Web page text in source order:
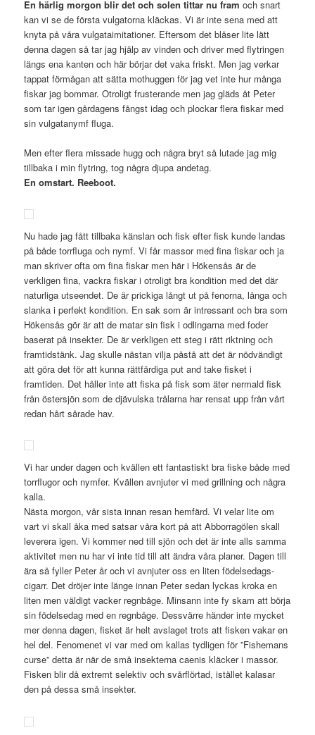
En härlig morgon blir det och solen tittar nu fram och snart
kan vi se de första vulgatorna kläckas. Vi är inte sena med att
knyta på våra vulgataimitationer. Eftersom det blåser lite lätt
denna dagen så tar jag hjälp av vinden och driver med flytringen
längs ena kanten och här börjar det vaka friskt. Men jag verkar
tappat förmågan att sätta mothuggen för jag vet inte hur många
fiskar jag bommar. Otroligt frusterande men jag gläds åt Peter
som tar igen gårdagens fångst idag och plockar flera fiskar med
sin vulgatanymf fluga.
Men efter flera missade hugg och några bryt så lutade jag mig
tillbaka i min flytring, tog några djupa andetag.
En omstart. Reeboot.
Nu hade jag fått tillbaka känslan och fisk efter fisk kunde landas
på både torrfluga och nymf. Vi får massor med fina fiskar och ja
man skriver ofta om fina fiskar men här i Hökensås är de
verkligen fina, vackra fiskar i otroligt bra kondition med det där
naturliga utseendet. De är prickiga långt ut på fenorna, långa och
slanka i perfekt kondition. En sak som är intressant och bra som
Hökensås gör är att de matar sin fisk i odlingarna med foder
baserat på insekter. De är verkligen ett steg i rätt riktning och
framtidstänk. Jag skulle nästan vilja påstå att det är nödvändigt
att göra det för att kunna rättfärdiga put and take fisket i
framtiden. Det håller inte att fiska på fisk som äter nermald fisk
från östersjön som de djävulska trålarna har rensat upp från vårt
redan hårt sårade hav.
Vi har under dagen och kvällen ett fantastiskt bra fiske både med
torrflugor och nymfer. Kvällen avnjuter vi med grillning och några
kalla.
Nästa morgon, vår sista innan resan hemfärd. Vi velar lite om
vart vi skall åka med satsar våra kort på att Abborragölen skall
leverera igen. Vi kommer ned till sjön och det är inte alls samma
aktivitet men nu har vi inte tid till att ändra våra planer. Dagen till
ära så fyller Peter år och vi avnjuter oss en liten födelsedags-
cigarr. Det dröjer inte länge innan Peter sedan lyckas kroka en
liten men väldigt vacker regnbåge. Minsann inte fy skam att börja
sin födelsedag med en regnbåge. Dessvärre händer inte mycket
mer denna dagen, fisket är helt avslaget trots att fisken vakar en
hel del. Fenomenet vi var med om kallas tydligen för ”Fishemans
curse” detta är när de små insekterna caenis kläcker i massor.
Fisken blir då extremt selektiv och svårflörtad, istället kalasar
den på dessa små insekter.